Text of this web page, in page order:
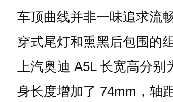
车顶曲线并非一味追求流
穿式尾灯和熏黑后包围的
上汽奥迪 A5L 长宽高分
身长度增加了 74mm，轴